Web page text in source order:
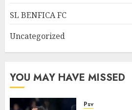
SL BENFICA FC
Uncategorized
YOU MAY HAVE MISSED
Psv